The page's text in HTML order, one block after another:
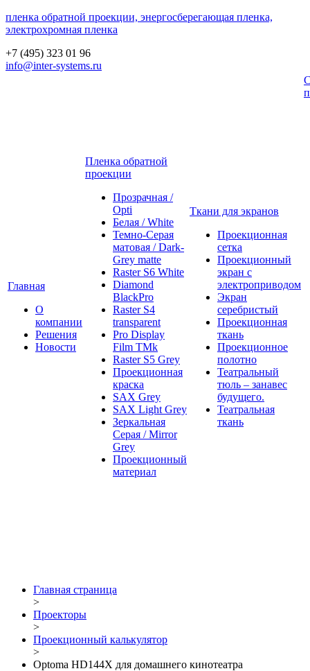
пленка обратной проекции, энергосберегающая пленка,
электрохромная пленка
+7 (495) 323 01 96
info@inter-systems.ru
Главная
О
компании
Решения
Новости
Пленка обратной
проекции
Прозрачная /
Opti
Белая / White
Темно-Серая
матовая / Dark-
Grey matte
Raster S6 White
Diamond
BlackPro
Raster S4
transparent
Pro Display
Film ТМk
Raster S5 Grey
Проекционная
краска
SAX Grey
SAX Light Grey
Зеркальная
Серая / Mirror
Grey
Проекционный
материал
Ткани для экранов
Проекционная
сетка
Проекционный
экран с
электроприводом
Экран
серебристый
Проекционная
ткань
Проекционное
полотно
Театральный
тюль – занавес
будущего.
Театральная
ткань
Главная страница
>
Проекторы
>
Проекционный калькулятор
>
Optoma HD144X для домашнего кинотеатра